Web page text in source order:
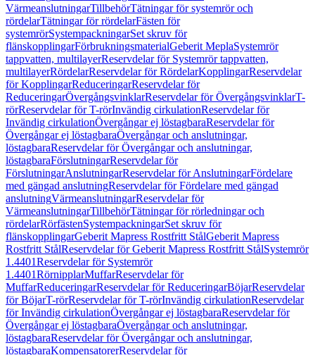
VärmeanslutningarTillbehörTätningar för systemrör och
rördelarTätningar för rördelarFästen för
systemrörSystempackningarSet skruv för
flänskopplingarFörbrukningsmaterialGeberit MeplaSystemrör
tappvatten, multilayerReservdelar för Systemrör tappvatten,
multilayerRördelarReservdelar för RördelarKopplingarReservdelar
för KopplingarReduceringarReservdelar för
ReduceringarÖvergångsvinklarReservdelar för ÖvergångsvinklarT-
rörReservdelar för T-rörInvändig cirkulationReservdelar för
Invändig cirkulationÖvergångar ej löstagbaraReservdelar för
Övergångar ej löstagbaraÖvergångar och anslutningar,
löstagbaraReservdelar för Övergångar och anslutningar,
löstagbaraFörslutningarReservdelar för
FörslutningarAnslutningarReservdelar för AnslutningarFördelare
med gängad anslutningReservdelar för Fördelare med gängad
anslutningVärmeanslutningarReservdelar för
VärmeanslutningarTillbehörTätningar för rörledningar och
rördelarRörfästenSystempackningarSet skruv för
flänskopplingarGeberit Mapress Rostfritt StålGeberit Mapress
Rostfritt StålReservdelar för Geberit Mapress Rostfritt StålSystemrör
1.4401Reservdelar för Systemrör
1.4401RörnipplarMuffarReservdelar för
MuffarReduceringarReservdelar för ReduceringarBöjarReservdelar
för BöjarT-rörReservdelar för T-rörInvändig cirkulationReservdelar
för Invändig cirkulationÖvergångar ej löstagbaraReservdelar för
Övergångar ej löstagbaraÖvergångar och anslutningar,
löstagbaraReservdelar för Övergångar och anslutningar,
löstagbaraKompensatorerReservdelar för